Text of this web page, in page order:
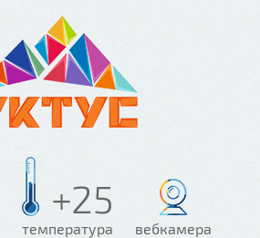
+25
температура вебкамера